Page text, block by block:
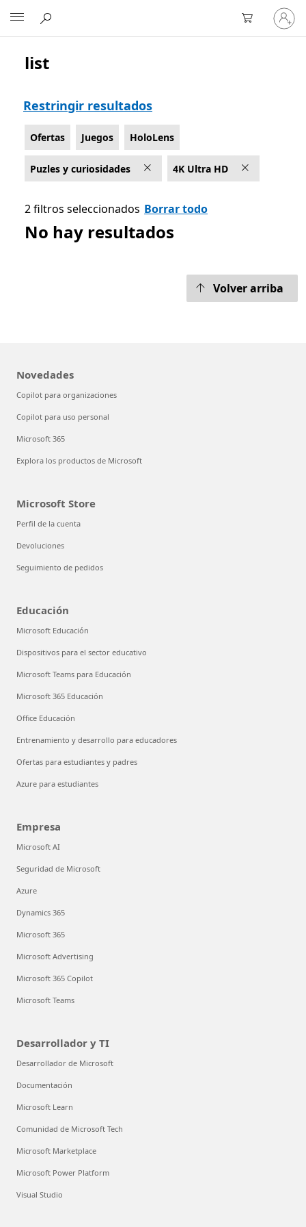
Inicia
sesión
en
Lista Microsoft.com
list
Restringir resultados
Ofertas Juegos HoloLens
Puzles y curiosidades 4K Ultra HD
2 filtros seleccionados Borrar todo
No hay resultados
Volver arriba
Novedades
Copilot para organizaciones
Copilot para uso personal
Microsoft 365
Explora los productos de Microsoft
Microsoft Store
Perfil de la cuenta
Devoluciones
Seguimiento de pedidos
Educación
Microsoft Educación
Dispositivos para el sector educativo
Microsoft Teams para Educación
Microsoft 365 Educación
Office Educación
Entrenamiento y desarrollo para educadores
Ofertas para estudiantes y padres
Azure para estudiantes
Empresa
Microsoft AI
Seguridad de Microsoft
Azure
Dynamics 365
Microsoft 365
Microsoft Advertising
Microsoft 365 Copilot
Microsoft Teams
Desarrollador y TI
Desarrollador de Microsoft
Documentación
Microsoft Learn
Comunidad de Microsoft Tech
Microsoft Marketplace
Microsoft Power Platform
Visual Studio